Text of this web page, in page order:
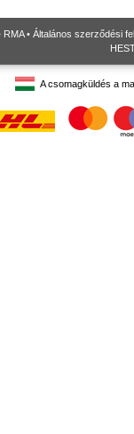
RMA• Általános szerződési
A csomagküldés a